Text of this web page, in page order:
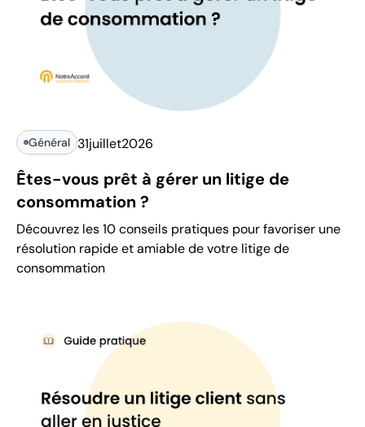
Général 31juillet2026
Êtes-vous prêt à gérer un litige de
consommation ?
Découvrez les 10 conseils pratiques pour favoriser une
résolution rapide et amiable de votre litige de
consommation